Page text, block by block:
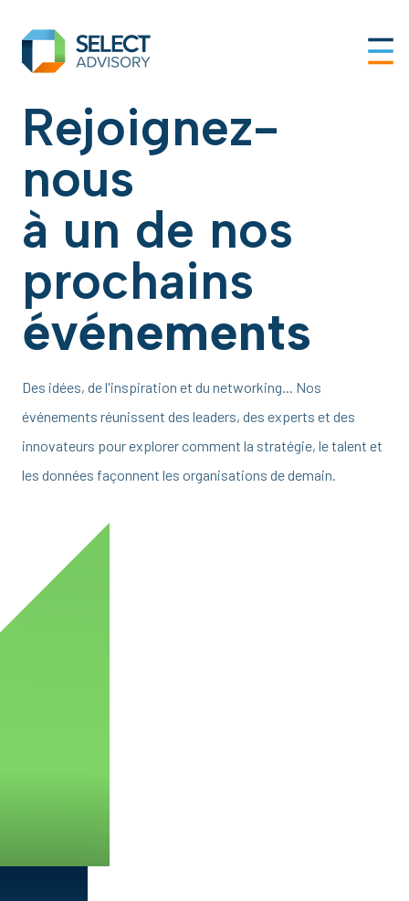
Rejoignez-
nous
à un de nos
prochains
événements
Des idées, de l'inspiration et du networking... Nos
événements réunissent des leaders, des experts et des
innovateurs pour explorer comment la stratégie, le talent et
les données façonnent les organisations de demain.